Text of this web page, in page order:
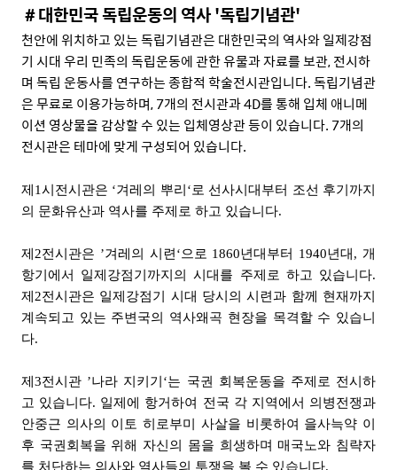
＃대한민국 독립운동의 역사 '독립기념관'
천안에 위치하고 있는 독립기념관은 대한민국의 역사와 일제강점
기 시대 우리 민족의 독립운동에 관한 유물과 자료를 보관,전시하
며 독립 운동사를 연구하는 종합적 학술전시관입니다.독립기념관
은무료로 이용가능하며, 7개의 전시관과4D를 통해 입체 애니메
이션 영상물을 감상할 수 있는 입체영상관 등이 있습니다. 7개의
전시관은 테마에 맞게 구성되어 있습니다.
제 1시전시관은 ‘겨레의 뿌리 ‘로 선사시대부터 조선 후기까지
의 문화유산과 역사를 주제로 하고 있습니다.
제 2전시관은 ’겨레의 시련 ‘으로 1860년대부터 1940년대 , 개
항기에서 일제강점기까지의 시대를 주제로 하고 있습니다.
제 2전시관은 일제강점기 시대 당시의 시련과 함께 현재까지
계속되고 있는 주변국의 역사왜곡 현장을 목격할 수 있습니
다.
제 3전시관 ’나라 지키기 ‘는 국권 회복운동을 주제로 전시하
고 있습니다. 일제에 항거하여 전국 각 지역에서 의병전쟁과
안중근 의사의 이토 히로부미 사살을 비롯하여 을사늑약 이
후 국권회복을 위해 자신의 몸을 희생하며 매국노와 침략자
를 처단하는 의사와 열사들의 투쟁을 볼 수 있습니다.